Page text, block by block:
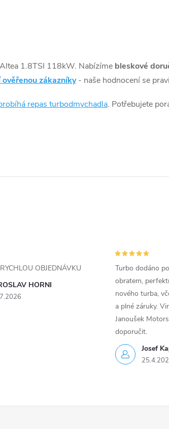
1.8TSI 118kW. Nabízíme bleskové
zákazníky - naše hodnocení se
repas turbodmychadla. Potřebujete
HORNI
OBJEDNÁVKU
Josef
Turbo dodáno
obratem,
nového turba,
a plné záruky.
Janoušek
doporučit.